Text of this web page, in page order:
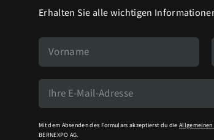
Erhalten Sie alle wichtigen
Mit dem Absenden des Formulars akzeptierst du die Allgemeinen
BERNEXPO AG.